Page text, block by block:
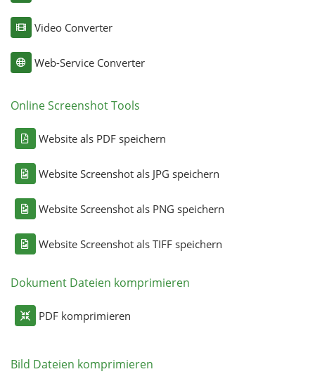
Video Converter
Web-Service Converter
Online Screenshot Tools
Website als PDF speichern
Website Screenshot als JPG speichern
Website Screenshot als PNG speichern
Website Screenshot als TIFF speichern
Dokument Dateien komprimieren
PDF komprimieren
Bild Dateien komprimieren